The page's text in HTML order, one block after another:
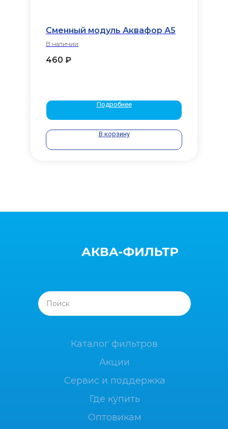
Сменный модуль Аквафор А5
В наличии
460 ₽
Подробнее
В корзину
Поиск
Каталог фильтров
Акции
Сервис и поддержка
Где купить
Оптовикам